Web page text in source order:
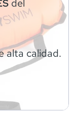
del
alta calidad.